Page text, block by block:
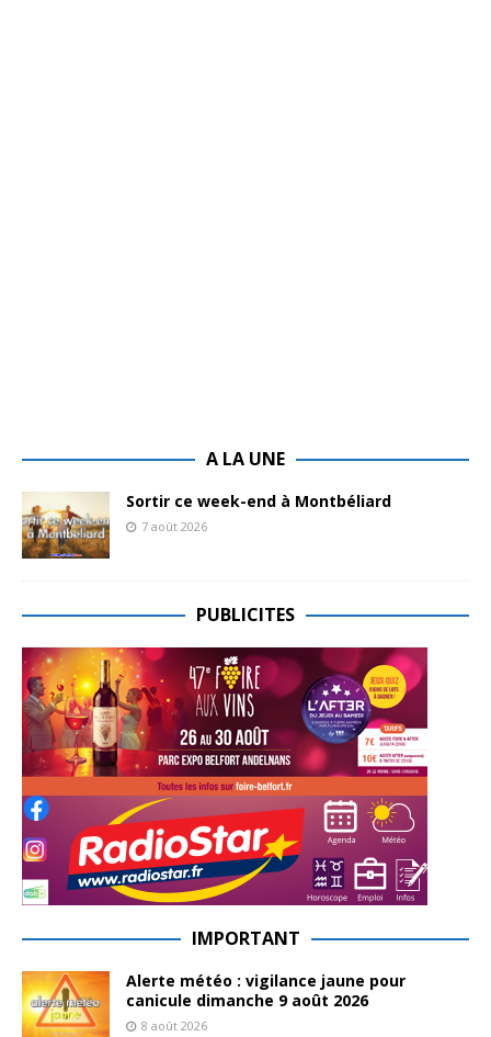
A LA UNE
Sortir ce week-end à Montbéliard
7 août 2026
PUBLICITES
IMPORTANT
Alerte météo : vigilance jaune pour
canicule dimanche 9 août 2026
8 août 2026